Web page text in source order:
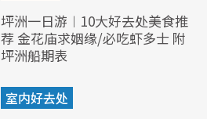
坪洲一日游︱10大好去处美食推
荐 金花庙求姻缘/必吃虾多士 附
坪洲船期表
室内好去处